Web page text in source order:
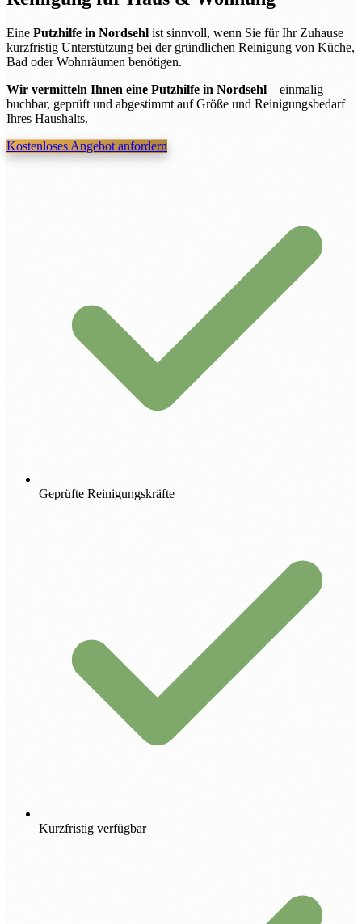
Eine Putzhilfe in Nordsehl ist sinnvoll, wenn Sie für Ihr Zuhause
kurzfristig Unterstützung bei der gründlichen Reinigung von Küche,
Bad oder Wohnräumen benötigen.
Wir vermitteln Ihnen eine Putzhilfe in Nordsehl– einmalig
buchbar, geprüft und abgestimmt auf Größe und Reinigungsbedarf
Ihres Haushalts.
Kostenloses Angebot anfordern
Geprüfte Reinigungskräfte
Kurzfristig verfügbar